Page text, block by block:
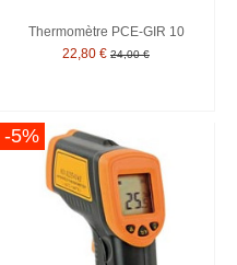
Thermomètre PCE-GIR 10
22,80 € 24,00 €
-5%